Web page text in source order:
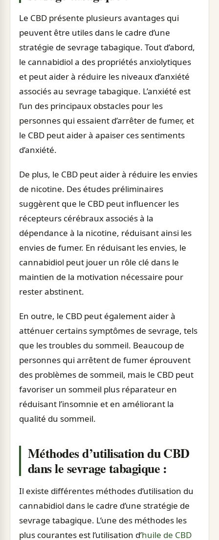
Le CBD présente plusieurs avantages qui
peuvent être utiles dans le cadre d’une
stratégie de sevrage tabagique. Tout d’abord,
le cannabidiol a des propriétés anxiolytiques
et peut aider à réduire les niveaux d’anxiété
associés au sevrage tabagique. L’anxiété est
l’un des principaux obstacles pour les
personnes qui essaient d’arrêter de fumer, et
le CBD peut aider à apaiser ces sentiments
d’anxiété.
De plus, le CBD peut aider à réduire les envies
de nicotine. Des études préliminaires
suggèrent que le CBD peut influencer les
récepteurs cérébraux associés à la
dépendance à la nicotine, réduisant ainsi les
envies de fumer. En réduisant les envies, le
cannabidiol peut jouer un rôle clé dans le
maintien de la motivation nécessaire pour
rester abstinent.
En outre, le CBD peut également aider à
atténuer certains symptômes de sevrage, tels
que les troubles du sommeil. Beaucoup de
personnes qui arrêtent de fumer éprouvent
des problèmes de sommeil, mais le CBD peut
favoriser un sommeil plus réparateur en
réduisant l’insomnie et en améliorant la
qualité du sommeil.
Méthodes d’utilisation du CBD
dans le sevrage tabagique :
Il existe différentes méthodes d’utilisation du
cannabidiol dans le cadre d’une stratégie de
sevrage tabagique. L’une des méthodes les
plus courantes est l’utilisation d’huile de CBD